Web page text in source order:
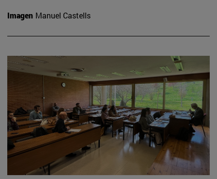
Imagen Manuel Castells